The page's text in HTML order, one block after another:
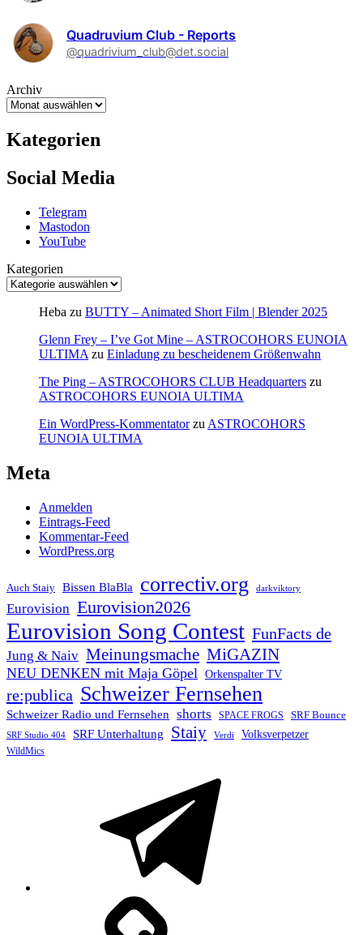
Quadruvium Club - Reports
@quadrivium_club@det.social
Archiv
Kategorien
Social Media
Telegram
Mastodon
YouTube
Kategorien
Heba zu BUTTY – Animated Short Film | Blender 2025
Glenn Frey – I’ve Got Mine – ASTROCOHORS EUNOIA
ULTIMA zu Einladung zu bescheidenem Größenwahn
The Ping – ASTROCOHORS CLUB Headquarters zu
ASTROCOHORS EUNOIA ULTIMA
Ein WordPress-Kommentatorzu ASTROCOHORS
EUNOIA ULTIMA
Meta
Anmelden
Eintrags-Feed
Kommentar-Feed
WordPress.org
Auch Staiy Bissen BlaBla correctiv.org darkviktory
Eurovision Eurovision2026
Eurovision Song Contest FunFacts de
Jung & Naiv Meinungsmache MiGAZIN
NEU DENKEN mit Maja Göpel Orkenspalter TV
re:publica Schweizer Fernsehen
Schweizer Radio und Fernsehen shorts SPACE FROGS SRF Bounce
SRF Studio 404 SRF Unterhaltung Staiy Verdi Volksverpetzer
WildMics